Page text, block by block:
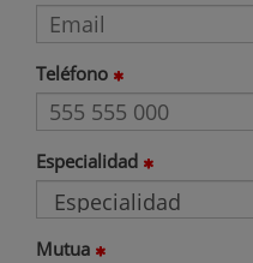
Teléfono
Especialidad
Mutua